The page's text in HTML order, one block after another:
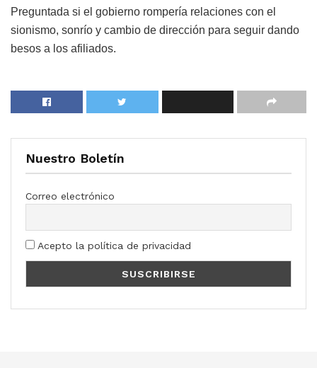
Preguntada si el gobierno rompería relaciones con el
sionismo, sonrío y cambio de dirección para seguir dando
besos a los afiliados.
Nuestro Boletín
Correo electrónico
Acepto la política de privacidad